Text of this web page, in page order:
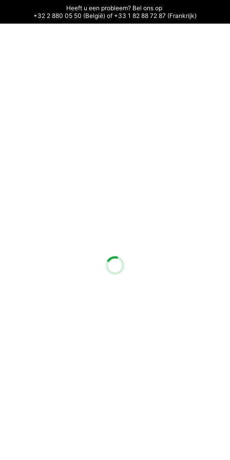
Heeft u een probleem? Bel ons op
+32 2 880 05 50 (België) of +33 1 82 88 72 87 (Frankrijk)